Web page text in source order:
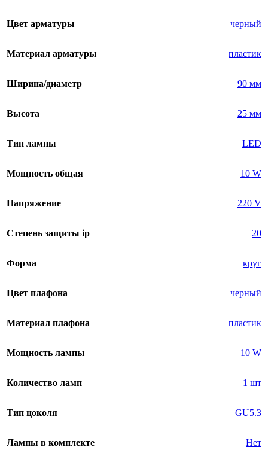
Цвет арматуры черный
Материал арматуры пластик
Ширина/диаметр 90 мм
Высота 25 мм
Тип лампы LED
Мощность общая 10 W
Напряжение 220 V
Степень защиты ip 20
Форма круг
Цвет плафона черный
Материал плафона пластик
Мощность лампы 10 W
Количество ламп 1 шт
Тип цоколя GU5.3
Лампы в комплекте Нет